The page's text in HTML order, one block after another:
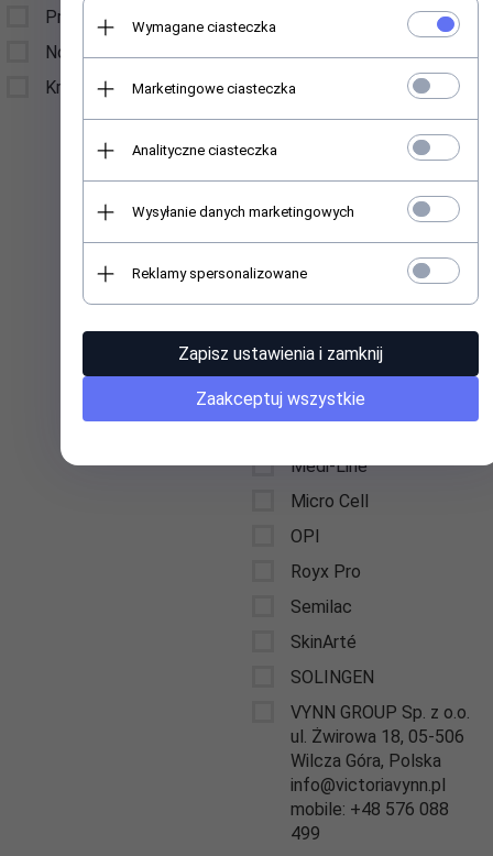
Promocje
Nowości
Kremy ochronne SPF 50
Kinetics Nail Systems,
prospekts, LV1067, Riga,
Latvia
Lavertu Cosmetics
Postbus 2118 5260 CC
Vught The Netherlands
LUKAS-ERZETT GmbH
& Co. KG ,Gebrüder-
Lukas-Straße 1, 51766
le@lukas-erzett.de
Lumene Oy, Lasikuja 2,
02780 Espoo, Finladnia,
Medi-Line
Micro Cell
OPI
Royx Pro
Semilac
SkinArté
SOLINGEN
VYNN GROUP Sp. z o.o.
ul. Żwirowa 18, 05-506
Wilcza Góra, Polska
info@victoriavynn.pl
mobile: +48 576 088
499
Wymagane ciasteczka
Marketingowe ciasteczka
Analityczne ciasteczka
Wysyłanie danych marketingowych
Reklamy spersonalizowane
Zapisz ustawienia i zamknij
Zaakceptuj wszystkie